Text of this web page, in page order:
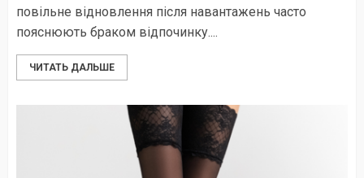
повільне відновлення після навантажень часто
пояснюють браком відпочинку....
ЧИТАТЬ ДАЛЬШЕ